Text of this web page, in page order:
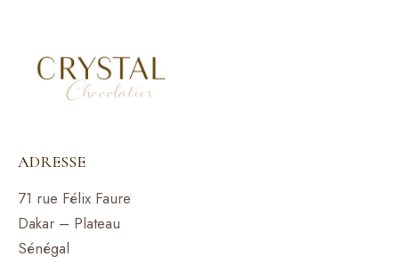
ADRESSE
71 rue Félix Faure
Dakar – Plateau
Sénégal